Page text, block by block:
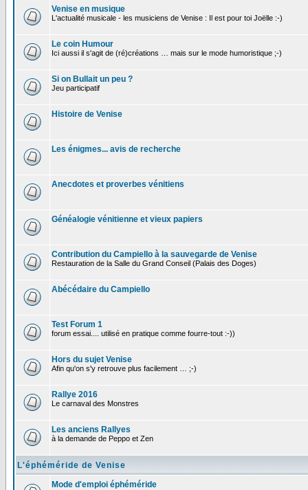
Venise en musique
L'actualité musicale - les musiciens de Venise : Il est pour toi Joëlle :-)
Le coin Humour
Ici aussi il s'agit de (ré)créations … mais sur le mode humoristique ;-)
Si on Bullait un peu ?
Jeu participatif
Histoire de Venise
Les énigmes... avis de recherche
Anecdotes et proverbes vénitiens
Généalogie vénitienne et vieux papiers
Contribution du Campiello à la sauvegarde de Venise
Restauration de la Salle du Grand Conseil (Palais des Doges)
Abécédaire du Campiello
Test Forum 1
forum essai.... utilisé en pratique comme fourre-tout :-))
Hors du sujet Venise
Afin qu'on s'y retrouve plus facilement … ;-)
Rallye 2016
Le carnaval des Monstres
Les anciens Rallyes
à la demande de Peppo et Zen
L'éphéméride de Venise
Mode d'emploi éphéméride